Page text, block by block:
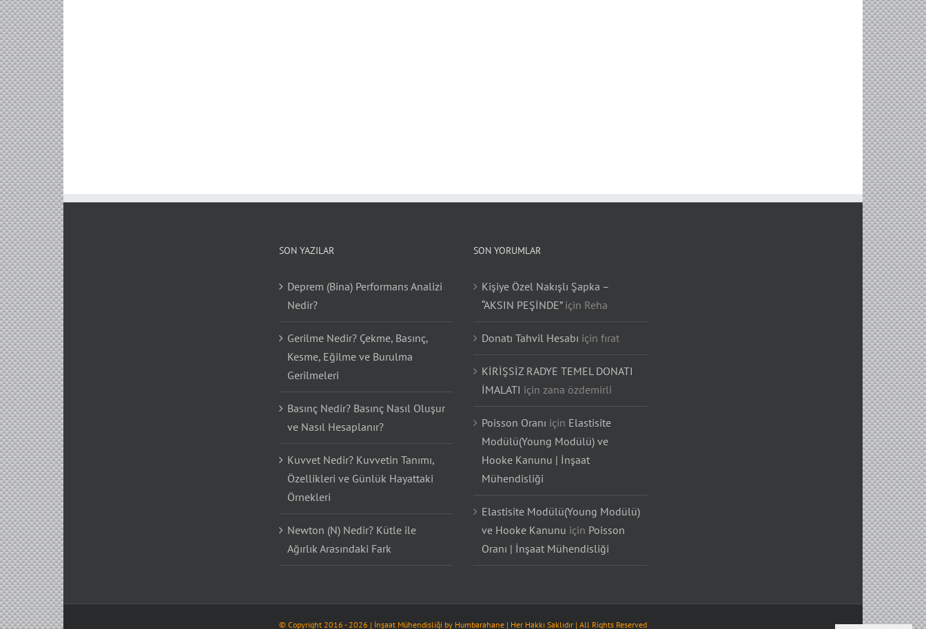
Deprem (Bina) Performans Analizi
Gerilme Nedir? Çekme, Basınç,
Kesme, Eğilme ve Burulma
Basınç Nedir? Basınç Nasıl Oluşur
ve Nasıl Hesaplanır?
Kuvvet Nedir? Kuvvetin Tanımı,
Özellikleri ve Günlük Hayattaki
Newton (N) Nedir? Kütle ile
Ağırlık Arasındaki Fark
Kişiye Özel Nakışlı Şapka –
“AKSIN PEŞİNDE”
için
için
KİRİŞSİZ RADYE TEMEL DONATI
için
için
Modülü(Young Modülü) ve
Hooke Kanunu | İnşaat
Mühendisliği
Elastisite Modülü(Young Modülü)
ve Hooke Kanunu
için
Oranı | İnşaat Mühendisliği